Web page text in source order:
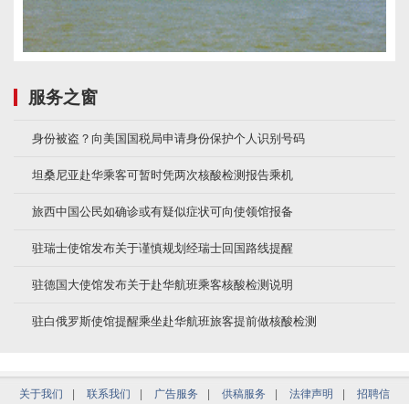
服务之窗
身份被盗？向美国国税局申请身份保护个人识别号码
坦桑尼亚赴华乘客可暂时凭两次核酸检测报告乘机
旅西中国公民如确诊或有疑似症状可向使领馆报备
驻瑞士使馆发布关于谨慎规划经瑞士回国路线提醒
驻德国大使馆发布关于赴华航班乘客核酸检测说明
驻白俄罗斯使馆提醒乘坐赴华航班旅客提前做核酸检测
关于我们 联系我们 广告服务 供稿服务 法律声明 招聘信